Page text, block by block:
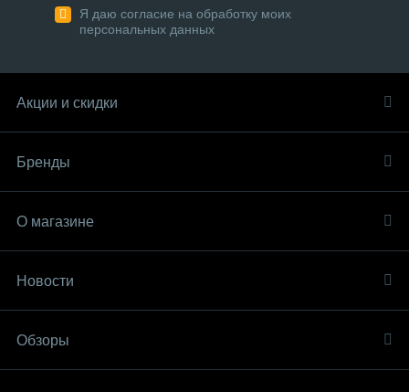
Я даю согласие на обработку моих
персональных данных
Акции и скидки
Бренды
О магазине
Новости
Обзоры